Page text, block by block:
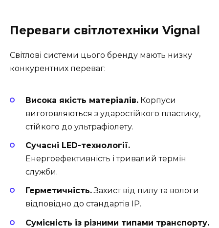
Переваги світлотехніки Vignal
Світлові системи цього бренду мають низку
конкурентних переваг:
Висока якість матеріалів. Корпуси
виготовляються з ударостійкого пластику,
стійкого до ультрафіолету.
Сучасні LED-технології.
Енергоефективність і тривалий термін
служби.
Герметичність.Захист від пилу та вологи
відповідно до стандартів IP.
Сумісність із різними типами транспорту.